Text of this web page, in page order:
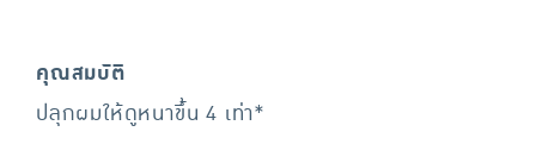
คุณสมบัติ
ปลุกผมให้ดูหนาขึ้น 4 เท่า*